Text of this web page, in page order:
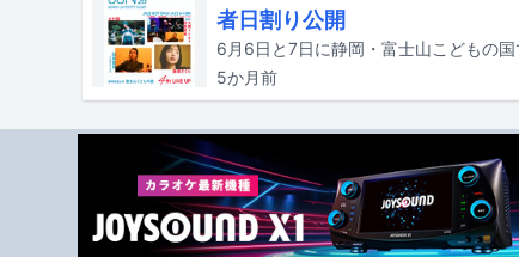
者日割り公開
5か月前